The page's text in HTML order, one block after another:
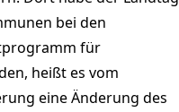
bei den
für
heißt es vom
eine Änderung des